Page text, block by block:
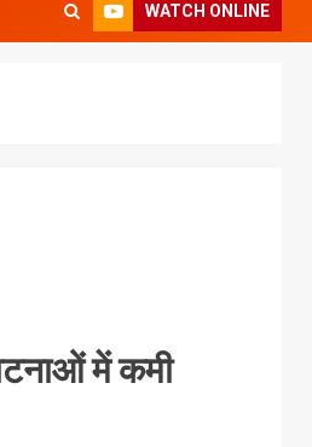
WATCH ONLINE
में कमी